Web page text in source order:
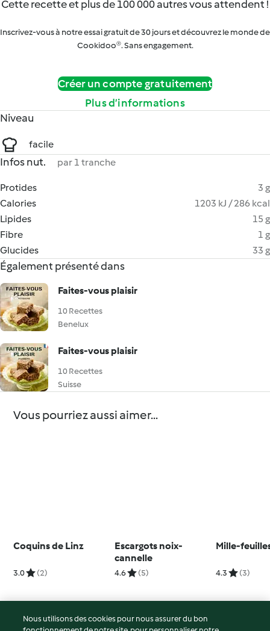
Cette recette et plus de 100 000 autres vous attendent !
Inscrivez-vous à notre essai gratuit de 30 jours et découvrez le monde de
Cookidoo®. Sans engagement.
Créer un compte gratuitement
Plus d’informations
Niveau
facile
Infos nut. par 1 tranche
Protides
3 g
Calories
1203 kJ / 286 kcal
Lipides
15 g
Fibre
1 g
Glucides
33 g
Également présenté dans
Faites-vous plaisir
10 Recettes
Benelux
Faites-vous plaisir
10 Recettes
Suisse
Vous pourriez aussi aimer...
Coquins de Linz
3.0 (2)
Escargots noix-
cannelle
4.6 (5)
Mille-
4.3 (3)
Nous utilisons des cookies pour nous assurer du bon